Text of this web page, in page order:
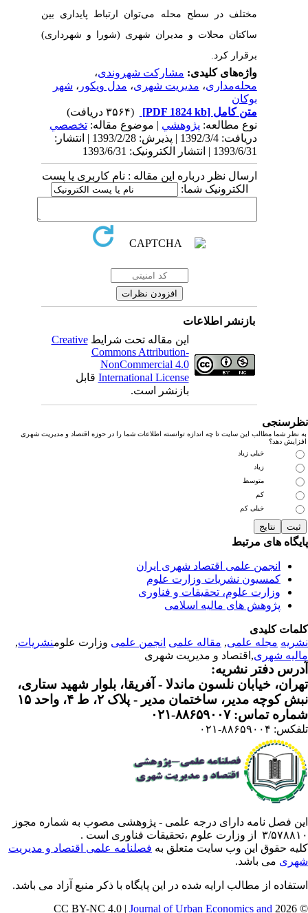
مختلف در سطح محله می‌توان ارتباط پایداری بین
ساکنان محلات و مدیران شهری (شورا و شهرداری)
برقرار کرد.
واژه‌های کلیدی:مشارکت شهروندی،
محله‌مداری،مدیریت شهری،مدل ویکور، شهر
بوکان
متن کامل[PDF 1824 kb]
نوع مطالعه:پژوهشي| موضوع مقاله:تخصصي
دریافت: 1392/3/4 | پذیرش: 1393/2/28 | انتشار:
1393/6/31 | انتشار الکترونیک: 1393/6/31
ارسال نظر درباره این مقاله : نام کاربری یا پست
الکترونیک شما:
بازنشر اطلاعات
این مقاله تحت شرایطCreative
Commons Attribution-
NonCommercial 4.0
International Licenseقابل
بازنشر است.
نظر شما مطالب این سایت تا چه اندازه توانسته اطلاعات شما را در حوزه اقتصاد و مدیریت شهری
دهد؟
خیلی زیاد
زیاد
متوسط
خیلی کم
های مرتبط
انجمن علمی اقتصاد شهری ایران
کمسیون نشریات وزارت علوم
وزارت علوم، تحقیقات و فناوری
پژوهش های مالیه اسلامی
کلیدی
مجله علمی, مقاله علمی انجمن علمیوزارت علومنشریات,
شهری ,اقتصاد و مدیریت شهری
دفتر نشریه:
خیابان نلسون ماندلا - آفریقا، بلوار شهید ستاری،
کوچه مدیر، ساختمان مدیر - پلاک ۲، ط ۴، واحد ۱۵
تماس: ۸۸۶۵۹۰۰۷-۰۲۱
۸۸۶۵۹۰۰۴-۰۲۱
فصل نامه دارای درجه علمی - پژوهشی مصوب به شماره مجوز
وزارت علوم ،تحقیقات فناوری است .
حقوق این وب سایت متعلق بهفصلنامه علمی اقتصاد و مدیریت
می باشد.
از مطالب ارایه شده در این پایگاه با ذکر منبع آزاد می باشد.
©
Journal of Urban Economics and